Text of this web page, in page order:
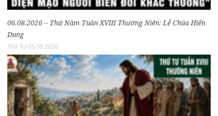
06.08.2026 – Thứ Năm Tuần XVIII Thường Niên: Lễ Chúa Hiển
Dung
Thứ Tư 05.08.2026